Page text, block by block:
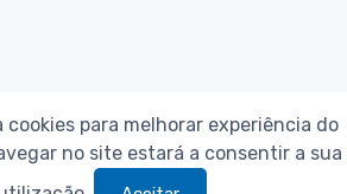
para melhorar experiência do
no site estará a consentir a sua